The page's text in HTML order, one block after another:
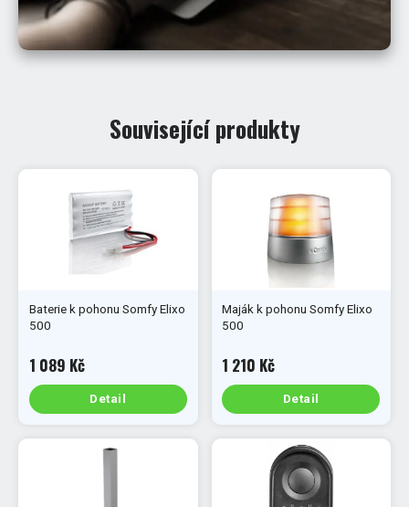
Související produkty
Baterie k pohonu Somfy Elixo
500
1 089 Kč
Detail
Maják k pohonu Somfy Elixo
500
1 210 Kč
Detail